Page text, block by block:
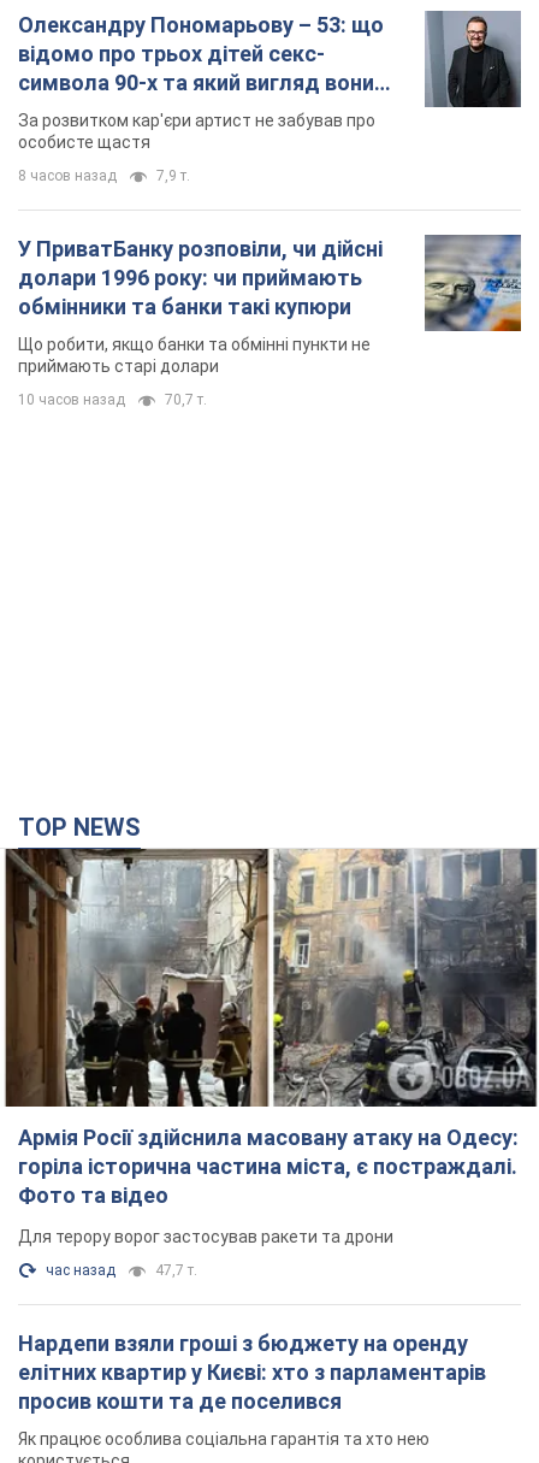
Олександру Пономарьову – 53: що
відомо про трьох дітей секс-
символа 90-х та який вигляд вони
мають
За розвитком кар'єри артист не забував про
особисте щастя
8 часов назад 7,9 т.
У ПриватБанку розповіли, чи дійсні
долари 1996 року: чи приймають
обмінники та банки такі купюри
Що робити, якщо банки та обмінні пункти не
приймають старі долари
10 часов назад 70,7 т.
TOP NEWS
Армія Росії здійснила масовану атаку на Одесу:
горіла історична частина міста, є постраждалі.
Фото та відео
Для терору ворог застосував ракети та дрони
час назад 47,7 т.
Нардепи взяли гроші з бюджету на оренду
елітних квартир у Києві: хто з парламентарів
просив кошти та де поселився
Як працює особлива соціальна гарантія та хто нею